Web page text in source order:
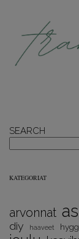
SEARCH
KATEGORIAT
arvonnat
diy haaveet